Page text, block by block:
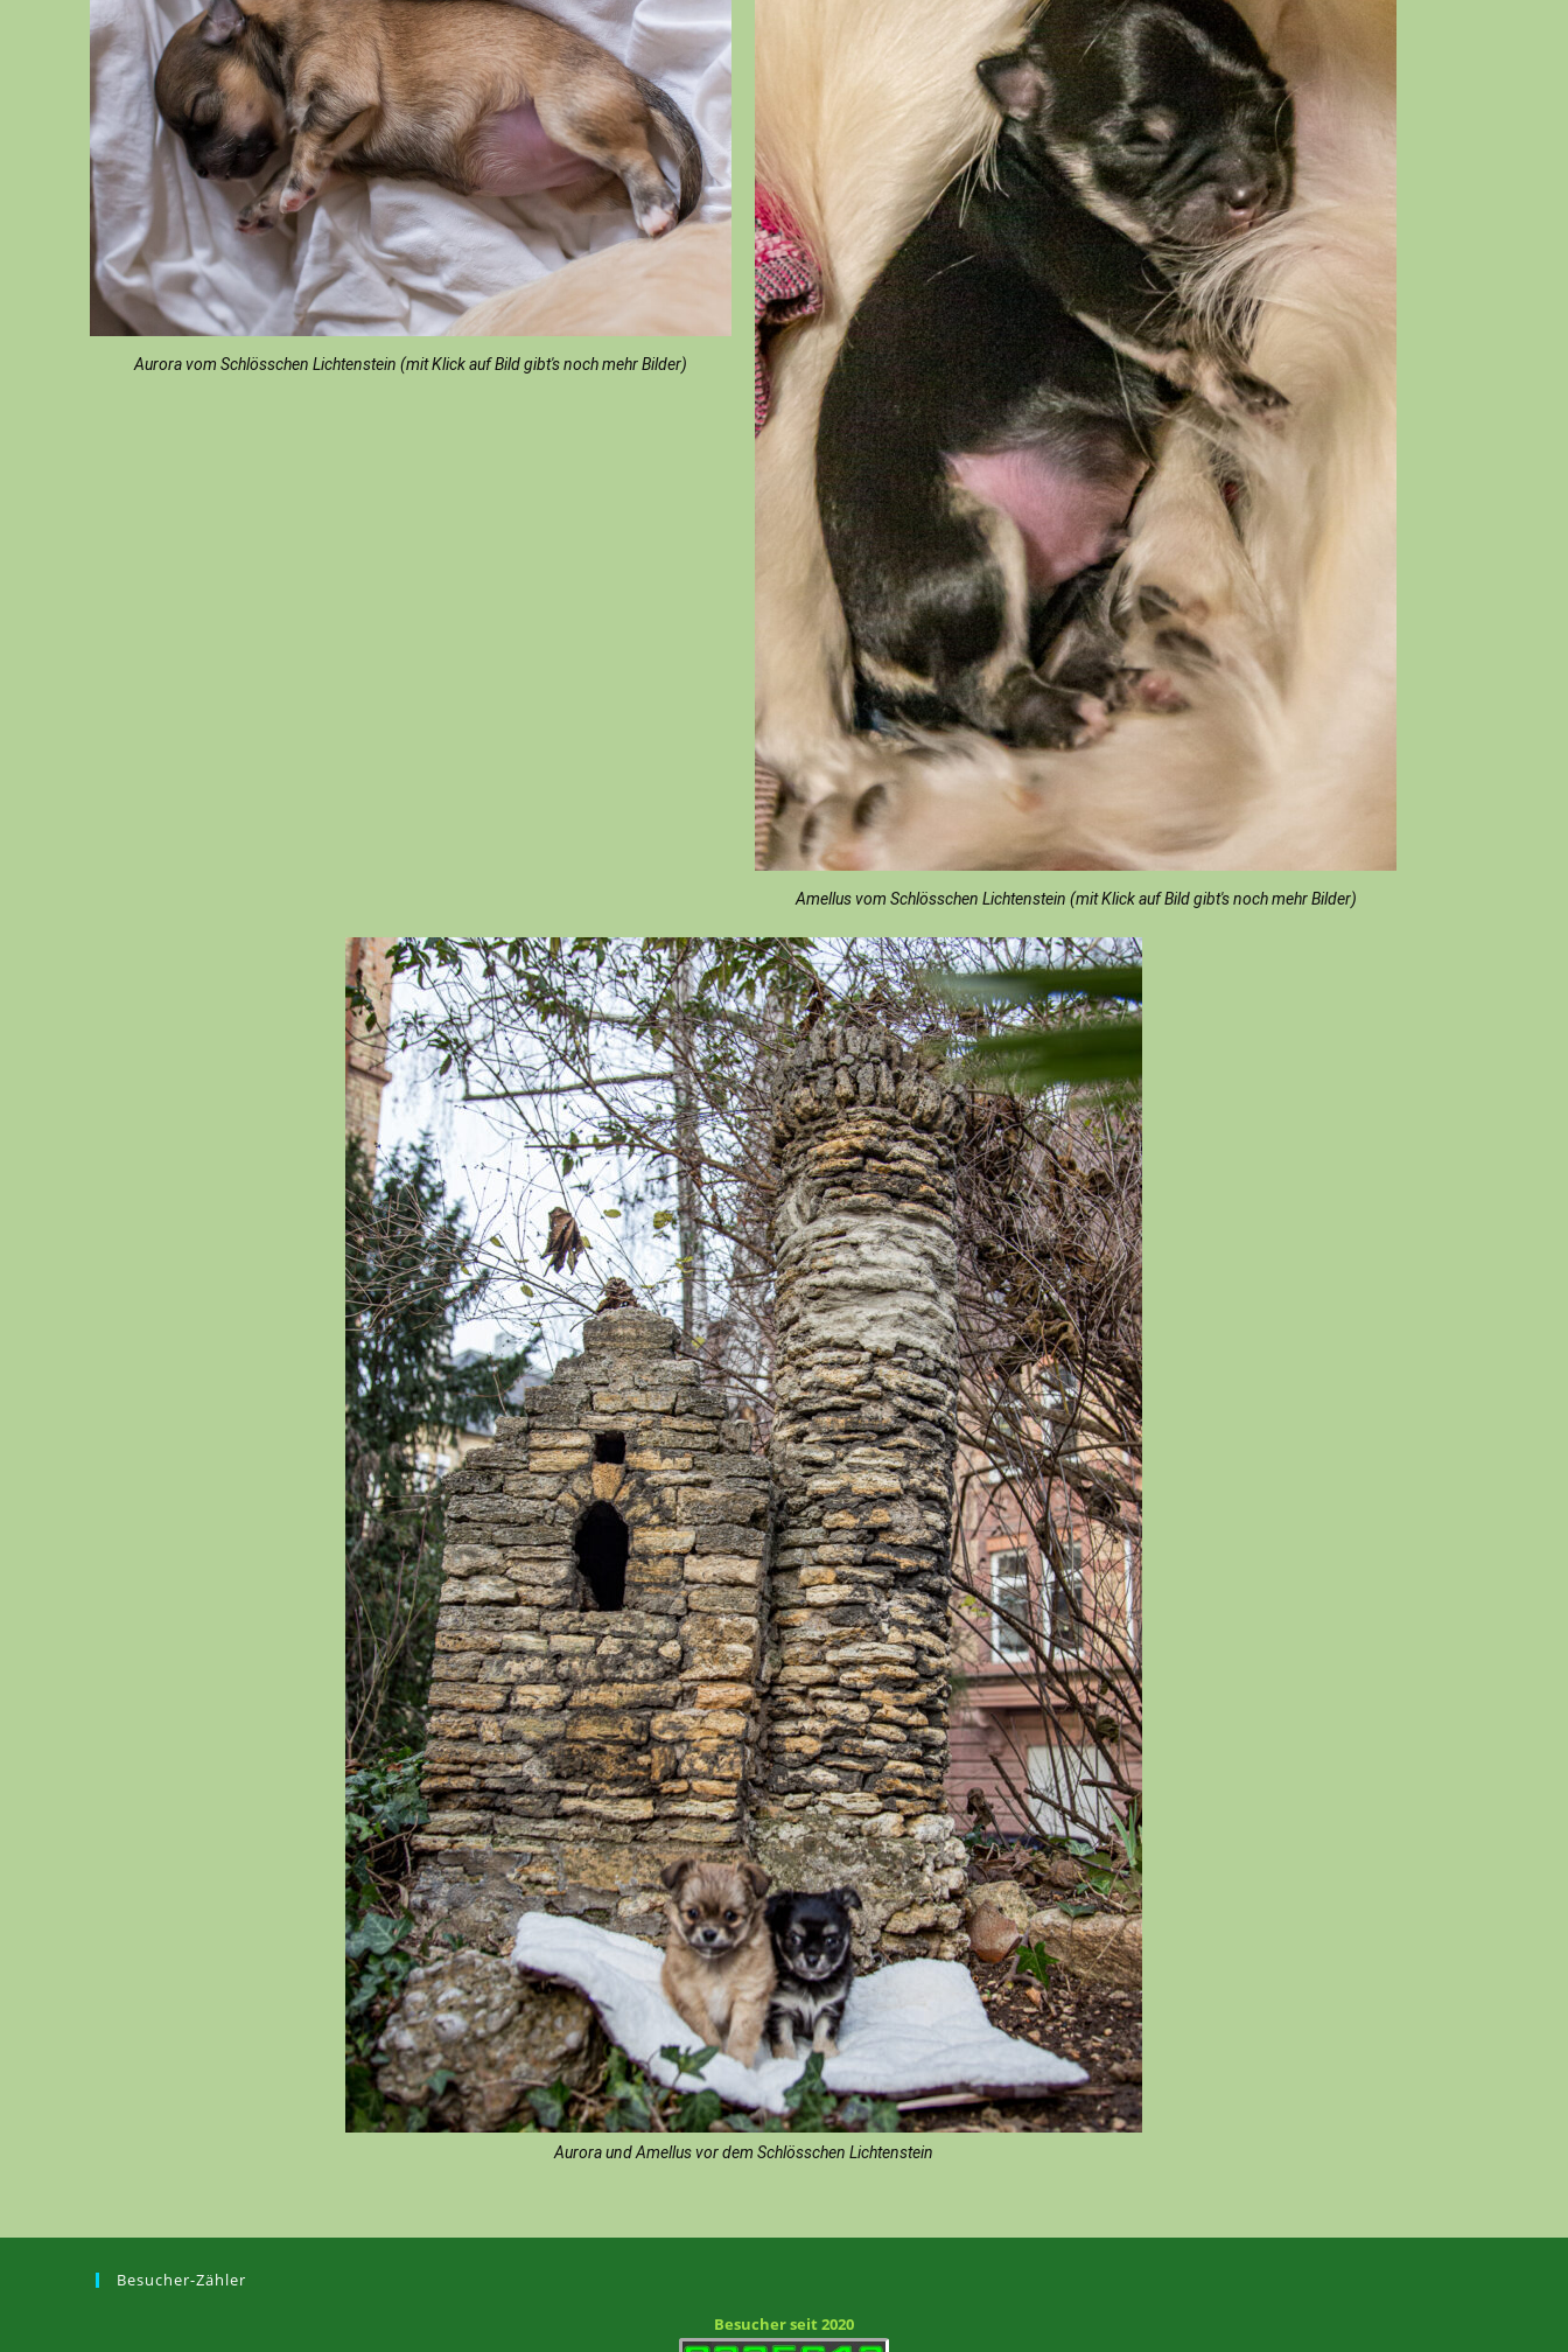
Aurora vom Schlösschen Lichtenstein (mit Klick auf Bild gibt's noch mehr Bilder)
Amellus vom Schlösschen Lichtenstein (mit Klick auf Bild gibt's noch mehr Bilder)
Aurora und Amellus vor dem Schlösschen Lichtenstein
Besucher-Zähler
Besucher seit 2020